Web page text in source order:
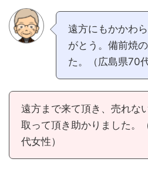
遠方にもかかわ
がとう。備前焼
た。（広島県70
遠方まで来て頂き、売れな
取って頂き助かりました。
代女性）